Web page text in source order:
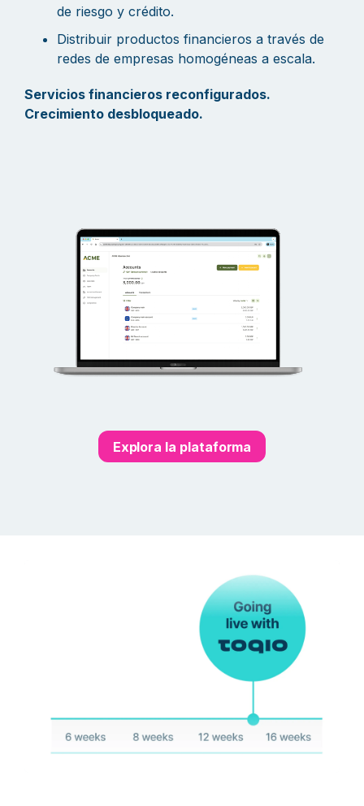
de riesgo y crédito.
Distribuir productos financieros a través de
redes de empresas homogéneas a escala.
Servicios financieros reconfigurados.
Crecimiento desbloqueado.
Explora la plataforma